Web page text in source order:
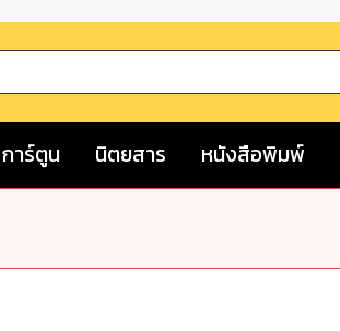
การ์ตูน นิตยสาร หนังสือพิมพ์